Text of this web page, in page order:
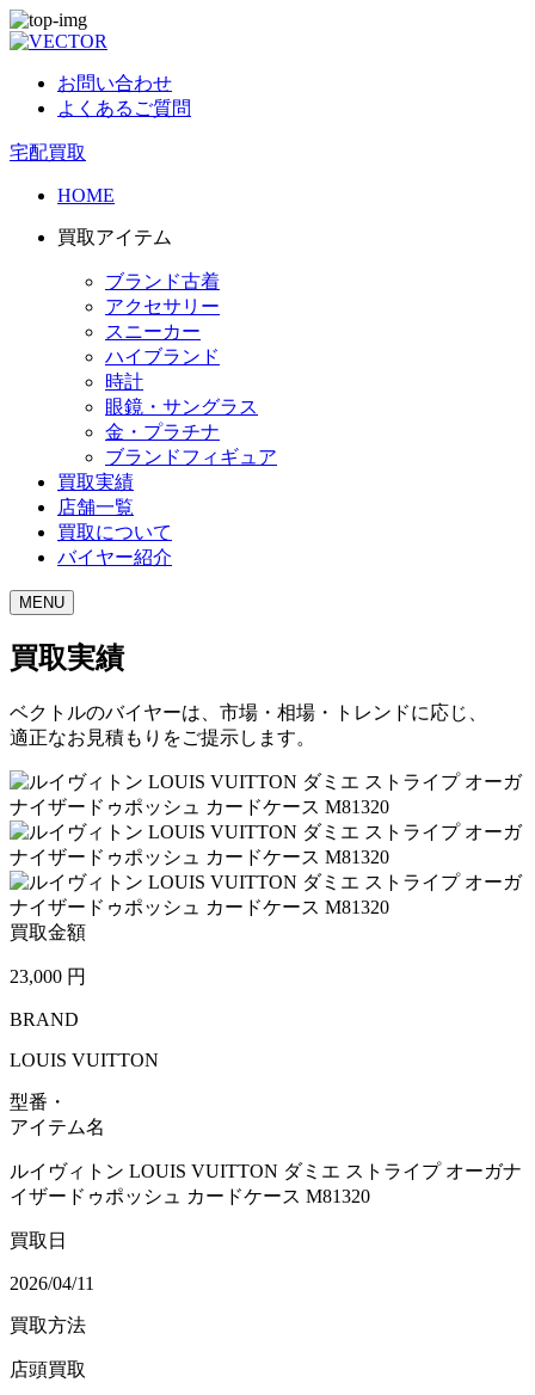
お問い合わせ
よくあるご質問
宅配買取
HOME
買取アイテム
ブランド古着
アクセサリー
スニーカー
ハイブランド
時計
眼鏡・サングラス
金・プラチナ
ブランドフィギュア
買取実績
店舗一覧
買取について
バイヤー紹介
MENU
買取実績
ベクトルのバイヤーは、市場・相場・トレンドに応じ、
適正なお見積もりをご提示します。
買取金額
23,000 円
BRAND
LOUIS VUITTON
型番・
アイテム名
ルイヴィトン LOUIS VUITTON ダミエ ストライプ オーガナ
イザードゥポッシュ カードケース M81320
買取日
2026/04/11
買取方法
店頭買取